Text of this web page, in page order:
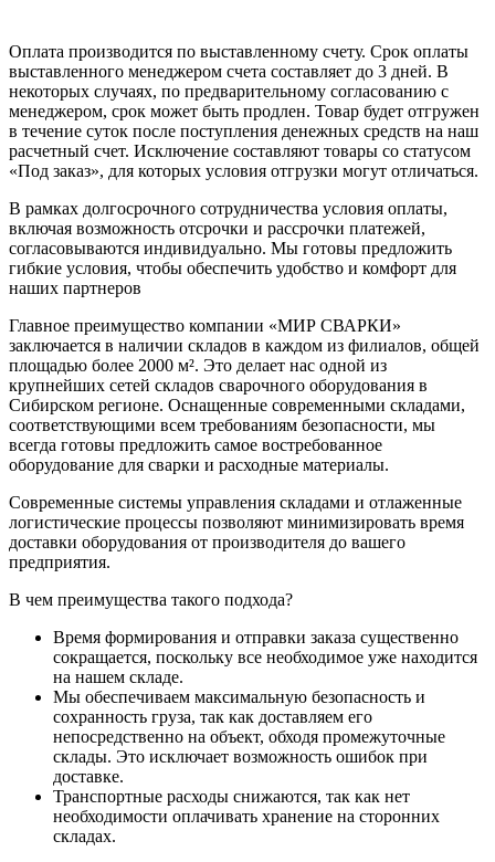
Оплата производится по выставленному счету. Срок оплаты
выставленного менеджером счета составляет до 3 дней. В
некоторых случаях, по предварительному согласованию с
менеджером, срок может быть продлен. Товар будет отгружен
в течение суток после поступления денежных средств на наш
расчетный счет. Исключение составляют товары со статусом
«Под заказ», для которых условия отгрузки могут отличаться.
В рамках долгосрочного сотрудничества условия оплаты,
включая возможность отсрочки и рассрочки платежей,
согласовываются индивидуально. Мы готовы предложить
гибкие условия, чтобы обеспечить удобство и комфорт для
наших партнеров
Главное преимущество компании «МИР СВАРКИ»
заключается в наличии складов в каждом из филиалов, общей
площадью более 2000 м². Это делает нас одной из
крупнейших сетей складов сварочного оборудования в
Сибирском регионе. Оснащенные современными складами,
соответствующими всем требованиям безопасности, мы
всегда готовы предложить самое востребованное
оборудование для сварки и расходные материалы.
Современные системы управления складами и отлаженные
логистические процессы позволяют минимизировать время
доставки оборудования от производителя до вашего
предприятия.
В чем преимущества такого подхода?
Время формирования и отправки заказа существенно
сокращается, поскольку все необходимое уже находится
на нашем складе.
Мы обеспечиваем максимальную безопасность и
сохранность груза, так как доставляем его
непосредственно на объект, обходя промежуточные
склады. Это исключает возможность ошибок при
доставке.
Транспортные расходы снижаются, так как нет
необходимости оплачивать хранение на сторонних
складах.